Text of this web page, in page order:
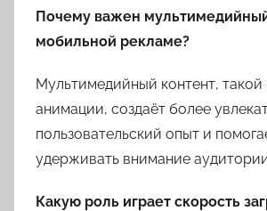
Почему важен
мобильной рекламе?
Мультимедийный контент, такой
анимации, создаёт более
пользовательский опыт и
удерживать внимание
Какую роль играет скорость